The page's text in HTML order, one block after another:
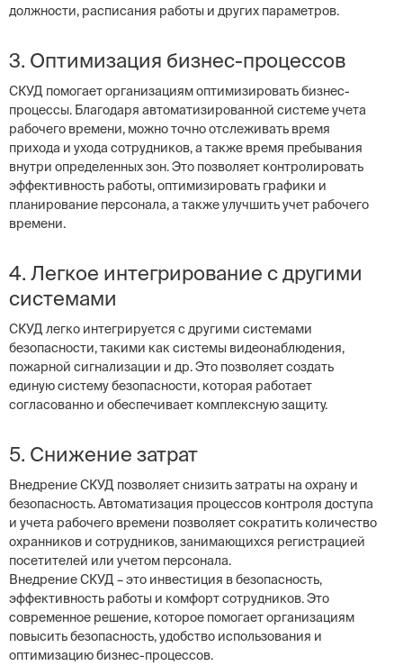
должности, расписания работы и других параметров.
3. Оптимизация бизнес-процессов
СКУД помогает организациям оптимизировать бизнес-
процессы. Благодаря автоматизированной системе учета
рабочего времени, можно точно отслеживать время
прихода и ухода сотрудников, а также время пребывания
внутри определенных зон. Это позволяет контролировать
эффективность работы, оптимизировать графики и
планирование персонала, а также улучшить учет рабочего
времени.
4. Легкое интегрирование с другими
системами
СКУД легко интегрируется с другими системами
безопасности, такими как системы видеонаблюдения,
пожарной сигнализации и др. Это позволяет создать
единую систему безопасности, которая работает
согласованно и обеспечивает комплексную защиту.
5. Снижение затрат
Внедрение СКУД позволяет снизить затраты на охрану и
безопасность. Автоматизация процессов контроля доступа
и учета рабочего времени позволяет сократить количество
охранников и сотрудников, занимающихся регистрацией
посетителей или учетом персонала.
Внедрение СКУД – это инвестиция в безопасность,
эффективность работы и комфорт сотрудников. Это
современное решение, которое помогает организациям
повысить безопасность, удобство использования и
оптимизацию бизнес-процессов.